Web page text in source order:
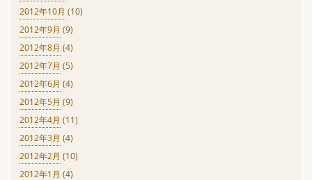
2012年10月 (10)
2012年9月 (9)
2012年8月 (4)
2012年7月 (5)
2012年6月 (4)
2012年5月 (9)
2012年4月 (11)
2012年3月 (4)
2012年2月 (10)
2012年1月 (4)